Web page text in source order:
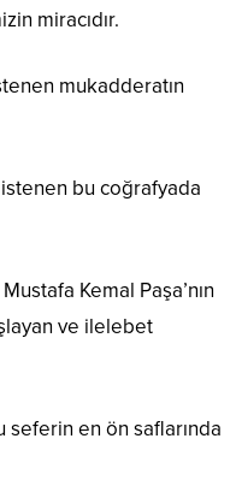
miracıdır.
mukadderatın
bu coğrafyada
Kemal Paşa’nın
ve ilelebet
en ön saflarında